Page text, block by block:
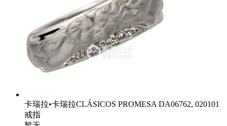
卡瑞拉•卡瑞拉CLÁSICOS PROMESA DA06762, 020101
戒指